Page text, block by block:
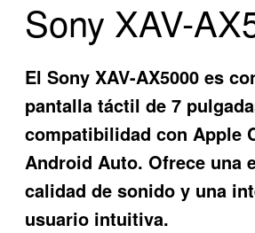
Sony XAV-
El Sony XAV-AX5000 es
pantalla táctil de 7
compatibilidad con Apple
Android Auto. Ofrece una
calidad de sonido y una
usuario intuitiva.